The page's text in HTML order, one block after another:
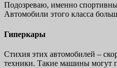
Подозреваю, именно
Автомобили этого класса
Гиперкары
Стихия этих автомобилей –
техники. Такие машины могут